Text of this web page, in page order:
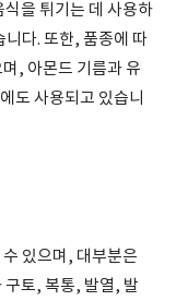
을 튀기는 데 사용하
니다. 또한, 품종에 따
, 아몬드 기름과 유
도 사용되고 있습니
있으며, 대부분은
구토, 복통, 발열, 발